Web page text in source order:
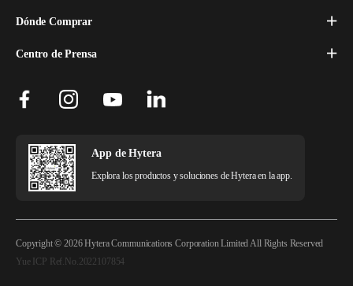
Dónde Comprar
Centro de Prensa
App de Hytera
Explora los productos y soluciones de Hytera en la app.
Copyright © 2026 Hytera Communications Corporation Limited All Rights Reserved
Yue ICP Ref.No.2022107854